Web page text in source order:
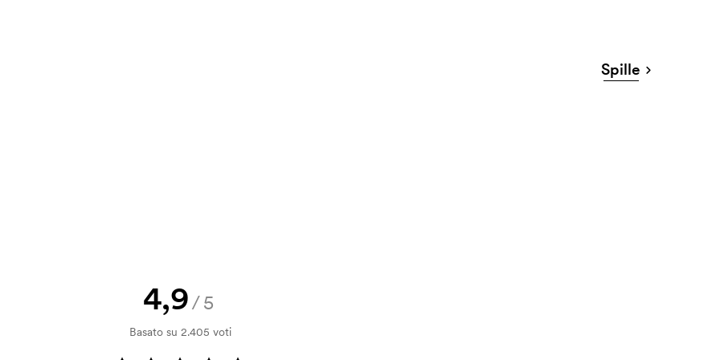
personalizzazione. Il costo iniziale
Questo costo si applica anche se
Spille
4,9/5
Basato su 2.405 voti